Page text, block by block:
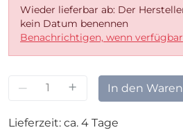
Wieder lieferbar ab: Der
kein Datum benennen
Benachrichtigen, wenn verfügbar
– + In den
Lieferzeit: ca. 4 Tage